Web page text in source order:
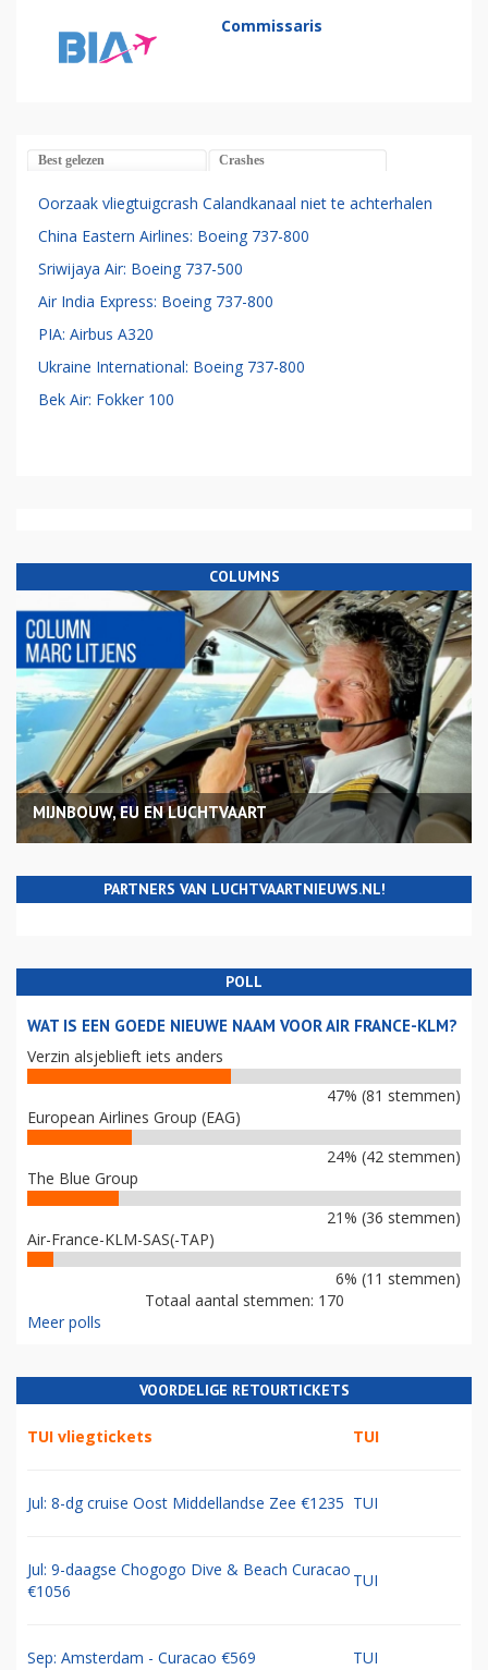
Commissaris
Best gelezen Crashes
Oorzaak vliegtuigcrash Calandkanaal niet te achterhalen
China Eastern Airlines: Boeing 737-800
Sriwijaya Air: Boeing 737-500
Air India Express: Boeing 737-800
PIA: Airbus A320
Ukraine International: Boeing 737-800
Bek Air: Fokker 100
COLUMNS
MIJNBOUW, EU EN LUCHTVAART
PARTNERS VAN LUCHTVAARTNIEUWS.NL!
POLL
WAT IS EEN GOEDE NIEUWE NAAM VOOR AIR FRANCE-KLM?
Verzin alsjeblieft iets anders
47% (81 stemmen)
European Airlines Group (EAG)
24% (42 stemmen)
The Blue Group
21% (36 stemmen)
Air-France-KLM-SAS(-TAP)
6% (11 stemmen)
Totaal aantal stemmen: 170
Meer polls
VOORDELIGE RETOURTICKETS
TUI vliegtickets TUI
Jul: 8-dg cruise Oost Middellandse Zee €1235 TUI
Jul: 9-daagse Chogogo Dive & Beach Curacao
€1056
TUI
Sep: Amsterdam - Curacao €569 TUI